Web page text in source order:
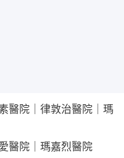
醫院｜律敦治醫院｜瑪
醫院｜瑪嘉烈醫院